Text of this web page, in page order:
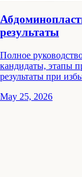
результаты
Полное
кандидаты, этапы
результаты при
May 25, 2026